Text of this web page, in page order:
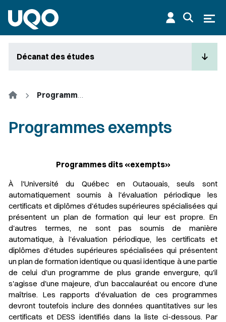
Décanat des études
Accueil Programmes exempts
Programmes exempts
Programmes dits «exempts»
À l'Université du Québec en Outaouais, seuls sont
automatiquement soumis à l'évaluation périodique les
certificats et diplômes d'études supérieures spécialisées qui
présentent un plan de formation qui leur est propre. En
d'autres termes, ne sont pas soumis de manière
automatique, à l'évaluation périodique, les certificats et
diplômes d'études supérieures spécialisées qui présentent
un plan de formation identique ou quasi identique à une partie
de celui d'un programme de plus grande envergure, qu'il
s'agisse d'une majeure, d'un baccalauréat ou encore d'une
maîtrise. Les rapports d'évaluation de ces programmes
devront toutefois inclure des données quantitatives sur les
certificats et DESS identifiés dans la liste ci-dessous. Par